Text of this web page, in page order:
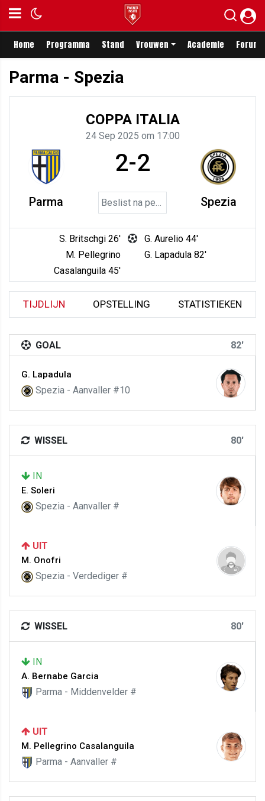
Home Programma Stand Vrouwen Academie Forum
Parma - Spezia
COPPA ITALIA
24 Sep 2025 om 17:00
Parma
2-2
Spezia
S. Britschgi 26'
M. Pellegrino
Casalanguila 45'
G. Aurelio 44'
G. Lapadula 82'
TIJDLIJN OPSTELLING STATISTIEKEN
GOAL 82'
G. Lapadula
Spezia - Aanvaller #10
WISSEL 80'
IN
E. Soleri
Spezia - Aanvaller #
UIT
M. Onofri
Spezia - Verdediger #
WISSEL 80'
IN
A. Bernabe Garcia
Parma - Middenvelder #
UIT
M. Pellegrino Casalanguila
Parma - Aanvaller #